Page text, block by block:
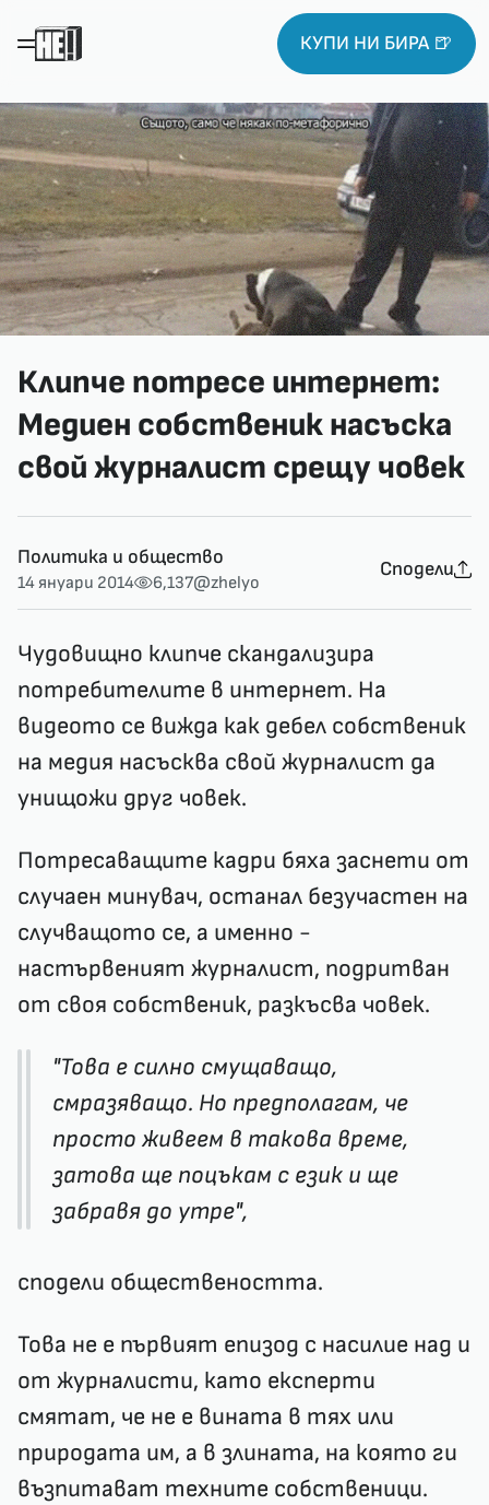
КУПИ НИ БИРА 🍺
Клипче потресе интернет:
Медиен собственик насъска
свой журналист срещу човек
Политика и общество
14 януари 2014 6,137@zhelyo
Сподели
Чудовищно клипче скандализира
потребителите в интернет. На
видеото се вижда как дебел собственик
на медия насъсква свой журналист да
унищожи друг човек.
Потресаващите кадри бяха заснети от
случаен минувач, останал безучастен на
случващото се, а именно -
настървеният журналист, подритван
от своя собственик, разкъсва човек.
"Това е силно смущаващо,
смразяващо. Но предполагам, че
просто живеем в такова време,
затова ще поцъкам с език и ще
забравя до утре",
сподели обществеността.
Това не е първият епизод с насилие над и
от журналисти, като експерти
смятат, че не е вината в тях или
природата им, а в злината, на която ги
възпитават техните собственици.